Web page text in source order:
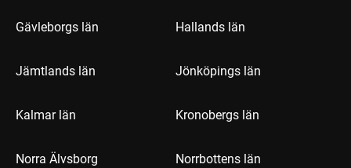
Gävleborgs län Hallands län
Jämtlands län Jönköpings län
Kalmar län Kronobergs län
Norra Älvsborg Norrbottens län